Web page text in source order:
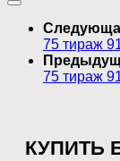
75 тираж
75 тираж
КУПИТЬ